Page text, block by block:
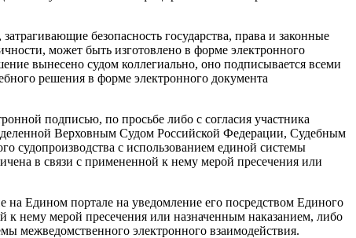
безопасность государства, права и законные
может быть изготовлено в форме электронного
вынесено судом коллегиально, оно подписывается всеми
решения в форме электронного документа
подписью, по просьбе либо с согласия участника
Верховным Судом Российской Федерации, Судебным
судопроизводства с использованием единой системы
в связи с примененной к нему мерой пресечения или
на Едином портале на уведомление его посредством Единого
к нему мерой пресечения или назначенным наказанием, либо
межведомственного электронного взаимодействия.